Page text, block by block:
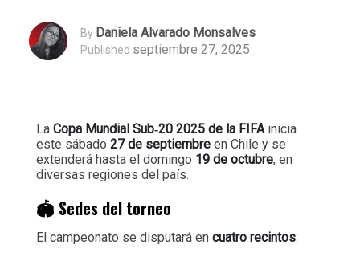
By Daniela Alvarado Monsalves
Published septiembre 27, 2025
La Copa Mundial Sub‑20 2025 de la FIFAinicia
este sábado 27 de septiembre en Chile y se
extenderá hasta el domingo 19 de octubre, en
diversas regiones del país.
🏟️ Sedes del torneo
El campeonato se disputará en cuatro recintos: